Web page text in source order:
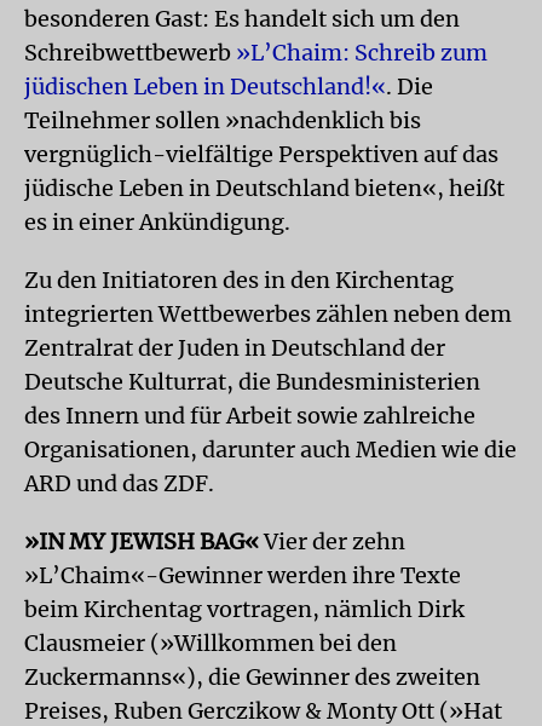
besonderen Gast: Es handelt sich um den
Schreibwettbewerb »L’Chaim: Schreib zum
jüdischen Leben in Deutschland!«. Die
Teilnehmer sollen »nachdenklich bis
vergnüglich-vielfältige Perspektiven auf das
jüdische Leben in Deutschland bieten«, heißt
es in einer Ankündigung.
Zu den Initiatoren des in den Kirchentag
integrierten Wettbewerbes zählen neben dem
Zentralrat der Juden in Deutschland der
Deutsche Kulturrat, die Bundesministerien
des Innern und für Arbeit sowie zahlreiche
Organisationen, darunter auch Medien wie die
ARD und das ZDF.
»IN MY JEWISH BAG«Vier der zehn
»L’Chaim«-Gewinner werden ihre Texte
beim Kirchentag vortragen, nämlich Dirk
Clausmeier (»Willkommen bei den
Zuckermanns«), die Gewinner des zweiten
Preises, Ruben Gerczikow & Monty Ott (»Hat